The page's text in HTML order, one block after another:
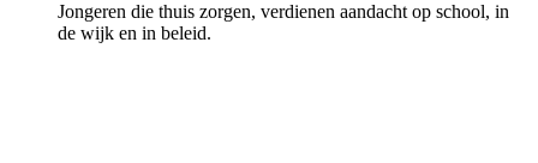
Jongeren die thuis zorgen, verdienen aandacht op school, in
de wijk en in beleid.